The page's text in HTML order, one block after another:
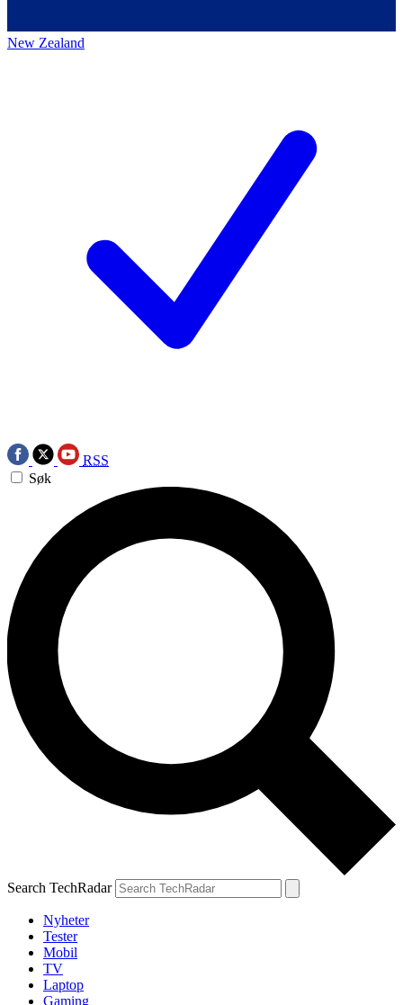
New Zealand
RSS
Søk
Search TechRadar
Nyheter
Tester
Mobil
TV
Laptop
Gaming